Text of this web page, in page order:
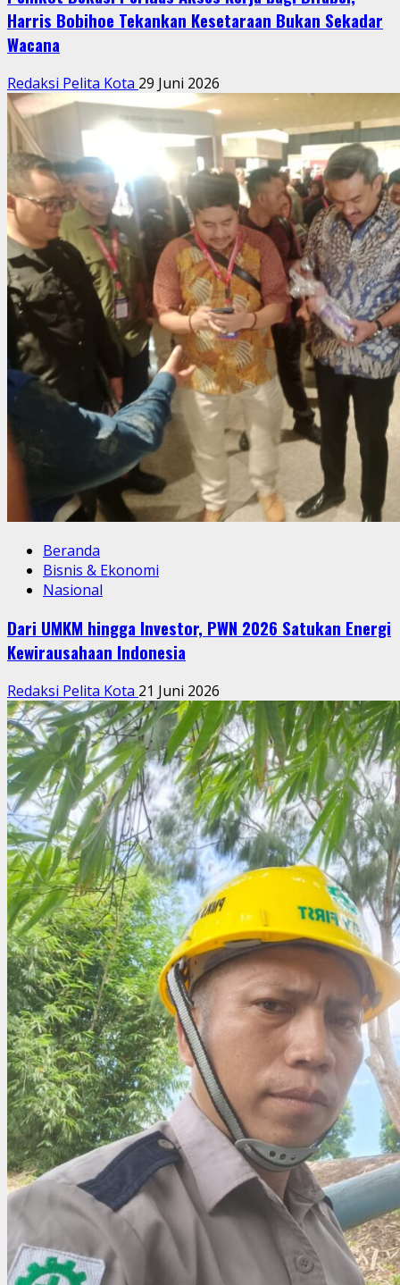
Harris Bobihoe Tekankan Kesetaraan Bukan Sekadar
Wacana
Redaksi Pelita Kota 29 Juni 2026
Beranda
Bisnis & Ekonomi
Nasional
Dari UMKM hingga Investor, PWN 2026 Satukan Energi
Kewirausahaan Indonesia
Redaksi Pelita Kota 21 Juni 2026